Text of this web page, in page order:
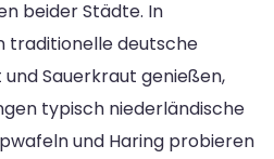
beider Städte. In
traditionelle deutsche
Sauerkraut genießen,
typisch niederländische
und Haring probieren